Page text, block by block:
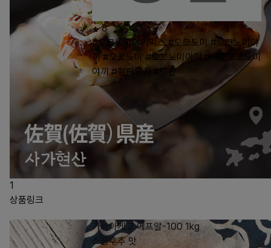
1
8
#오코노미야키믹스 #오코노미 #오코노미야
끼 #오꼬노미 #오꼬노미야끼 #해물오코노미
야끼 #철판요리 #텟판
상품링크
가라아게고 에프알-100 1kg
소금후추 맛